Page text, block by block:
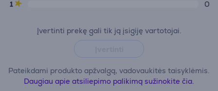
1
0
Įvertinti prekę gali tik ją įsigiję vartotojai.
Pateikdami produkto apžvalgą, vadovaukitės taisyklėmis.
Daugiau apie atsiliepimo palikimą sužinokite čia.